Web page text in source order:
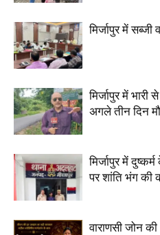
मिर्जापुर में सब्जी
मिर्जापुर में
अगले तीन दिन
मिर्जापुर में
पर शांति भंग की
वाराणसी जोन